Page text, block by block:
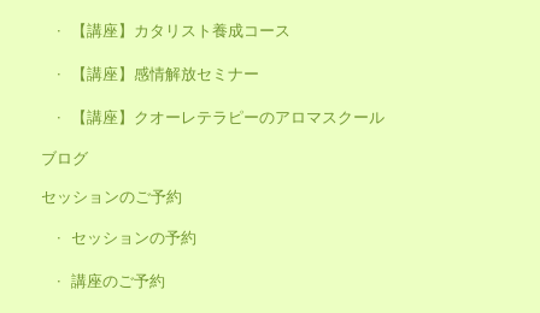
【講座】カタリスト養成コース
【講座】感情解放セミナー
【講座】クオーレテラピーのアロマスクール
ブログ
セッションのご予約
セッションの予約
講座のご予約